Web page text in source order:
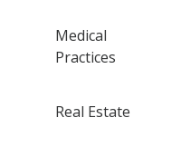
Medical
Practices
Real Estate